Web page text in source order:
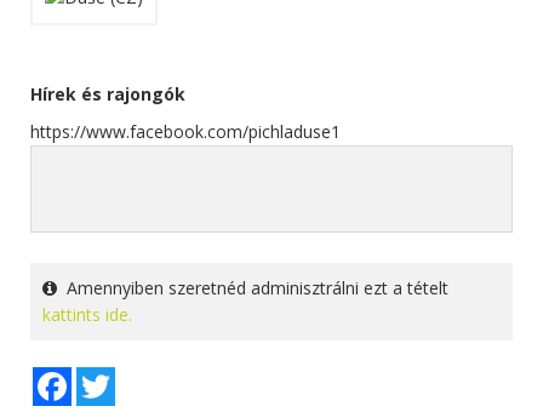
Hírek és rajongók
https://www.facebook.com/pichladuse1
Amennyiben szeretnéd adminisztrálni ezt a tételt
kattints ide.
Facebook